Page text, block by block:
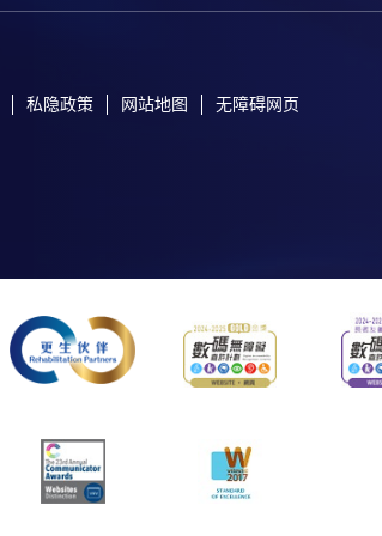
私隐政策 网站地图 无障碍网页